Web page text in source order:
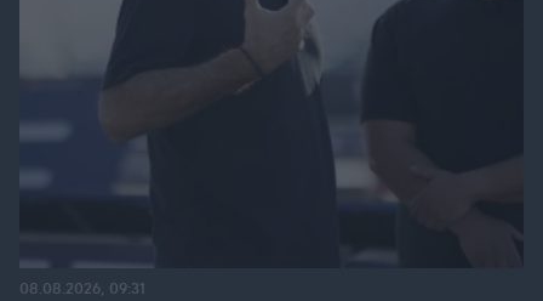
08.08.2026, 09:31